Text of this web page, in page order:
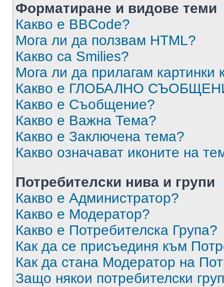
Форматиране и видове теми
Какво е BBCode?
Мога ли да ползвам HTML?
Какво са Smilies?
Мога ли да прилагам
Какво е ГЛОБАЛНО
Какво е Съобщение?
Какво е Важна Тема?
Какво е Заключена тема?
Какво означават иконите на
Потребителски нива и групи
Какво е Администратор?
Какво е Модератор?
Какво е Потребителска Група?
Как да се присъединя към
Как да стана Модератор на
Защо някои потребителски